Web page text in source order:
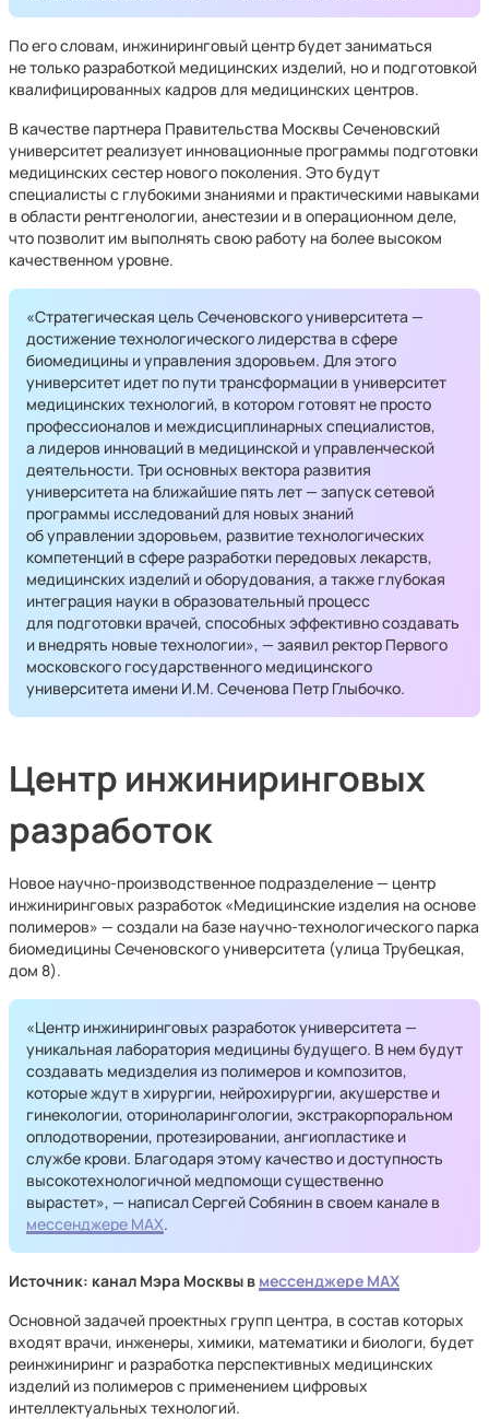
По его словам, инжиниринговый центр будет заниматься
не только разработкой медицинских изделий, но и подготовкой
квалифицированных кадров для медицинских центров.
В качестве партнера Правительства Москвы Сеченовский
университет реализует инновационные программы подготовки
медицинских сестер нового поколения. Это будут
специалисты с глубокими знаниями и практическими навыками
в области рентгенологии, анестезии и в операционном деле,
что позволит им выполнять свою работу на более высоком
качественном уровне.
«Стратегическая цель Сеченовского университета —
достижение технологического лидерства в сфере
биомедицины и управления здоровьем. Для этого
университет идет по пути трансформации в университет
медицинских технологий, в котором готовят не просто
профессионалов и междисциплинарных специалистов,
а лидеров инноваций в медицинской и управленческой
деятельности. Три основных вектора развития
университета на ближайшие пять лет — запуск сетевой
программы исследований для новых знаний
об управлении здоровьем, развитие технологических
компетенций в сфере разработки передовых лекарств,
медицинских изделий и оборудования, а также глубокая
интеграция науки в образовательный процесс
для подготовки врачей, способных эффективно создавать
и внедрять новые технологии», — заявил ректор Первого
московского государственного медицинского
университета имени И.М. Сеченова Петр Глыбочко.
Центр инжиниринговых
разработок
Новое научно-производственное подразделение — центр
инжиниринговых разработок «Медицинские изделия на основе
полимеров» — создали на базе научно-технологического парка
биомедицины Сеченовского университета (улица Трубецкая,
дом 8).
«Центр инжиниринговых разработок университета —
уникальная лаборатория медицины будущего. В нем будут
создавать медизделия из полимеров и композитов,
которые ждут в хирургии, нейрохирургии, акушерстве и
гинекологии, оториноларингологии, экстракорпоральном
оплодотворении, протезировании, ангиопластике и
службе крови. Благодаря этому качество и доступность
высокотехнологичной медпомощи существенно
вырастет», — написал Сергей Собянин в своем канале в
мессенджере MAX.
Источник: канал Мэра Москвы в мессенджере MAX
Основной задачей проектных групп центра, в состав которых
входят врачи, инженеры, химики, математики и биологи, будет
реинжиниринг и разработка перспективных медицинских
изделий из полимеров с применением цифровых
интеллектуальных технологий.